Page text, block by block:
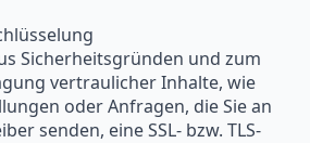
Sicherheitsgründen und zum
vertraulicher Inhalte, wie
oder Anfragen, die Sie an
senden, eine SSL- bzw. TLS-